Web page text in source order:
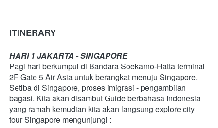
ITINERARY
HARI 1 JAKARTA - SINGAPORE
Pagi hari berkumpul di Bandara Soekarno-Hatta terminal
2F Gate 5 Air Asia untuk berangkat menuju Singapore.
Setiba di Singapore, proses imigrasi - pengambilan
bagasi. Kita akan disambut Guide berbahasa Indonesia
yang ramah kemudian kita akan langsung explore city
tour Singapore mengunjungi :